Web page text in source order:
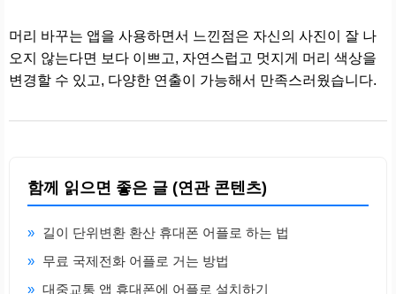
머리 바꾸는 앱을 사용하면서 느낀점은 자신의 사진이 잘 나
오지 않는다면 보다 이쁘고, 자연스럽고 멋지게 머리 색상을
변경할 수 있고, 다양한 연출이 가능해서 만족스러웠습니다.
함께 읽으면 좋은 글 (연관 콘텐츠)
» 길이 단위변환 환산 휴대폰 어플로 하는 법
» 무료 국제전화 어플로 거는 방법
» 대중교통 앱 휴대폰에 어플로 설치하기